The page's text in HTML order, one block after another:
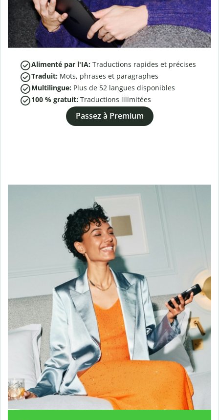
Alimenté par l'IA: Traductions rapides et précises
Traduit: Mots, phrases et paragraphes
Multilingue: Plus de 52 langues disponibles
100 % gratuit: Traductions illimitées
Passez à Premium